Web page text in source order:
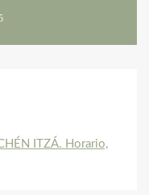
ITZÁ. Horario,